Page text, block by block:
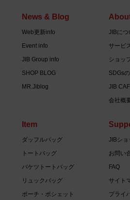
News & Blog
Web更新info
Event info
JIB Group info
SHOP BLOG
MR.Jiblog
JIBにつ
サービ
ショッ
SDGs
JIB
会社概
Item
ダッフルバッグ
トートバッグ
バケツトートバッグ
リュックバッグ
ポーチ・ポシェット
JIBショ
お問い
FAQ
サイト
プライ